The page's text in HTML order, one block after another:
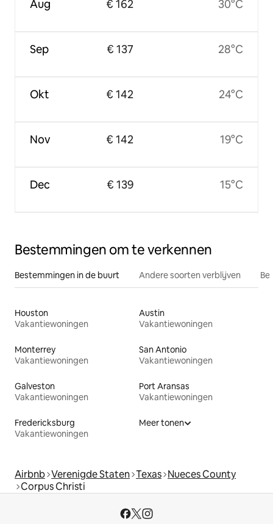
Aug
Sep
Okt
Nov
Dec
€ 162
€ 137
€ 142
€ 142
€ 139
30°C
28°C
24°C
19°C
15°C
Bestemmingen om te verkennen
Bestemmingen in de buurt Andere soorten verblijven
Houston
Vakantiewoningen
Austin
Vakantiewoningen
Monterrey
Vakantiewoningen
San Antonio
Vakantiewoningen
Galveston
Vakantiewoningen
Port Aransas
Vakantiewoningen
Fredericksburg
Vakantiewoningen
Meer tonen
Airbnb Verenigde Staten Texas Nueces County
Corpus Christi